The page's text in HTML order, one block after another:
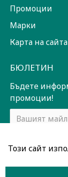
Промоции
Марки
Карта на сайта
БЮЛЕТИН
Бъдете
промоции!
Този сайт